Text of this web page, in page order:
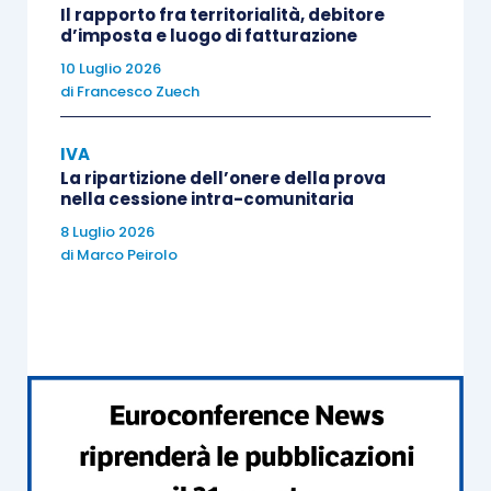
dal Gruppo Iva, anche ove maturato dai
singoli partecipanti nell’anno antecedente
l’ingresso;
cessazione del Gruppo Iva
proporzionealle operazioni, a ciascuno di
essiriferibili
presupposto.
beneficiare dellostatusdiesportatore abituale
sulla base delplafondmaturato da ciascun
partecipanteal Gruppo medesimo e, dunque, nei
limiti dell’ammontare complessivo delle
Il rapporto fra territorialità, debitore
d’imposta e luogo di fatturazione
10 Luglio 2026
di Francesco Zuech
IVA
La ripartizione dell’onere della prova
nella cessione intra-comunitaria
8 Luglio 2026
di Marco Peirolo